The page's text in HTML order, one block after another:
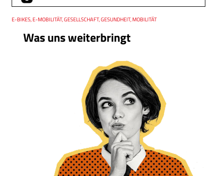
Was uns weiterbringt
Thema
E-BIKES, E-MOBILITÄT, GESELLSCHAFT, GESUNDHEIT, MOBILITÄT